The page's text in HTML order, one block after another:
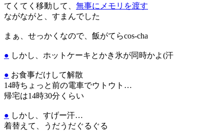
てくてく移動して、 無事にメモリを渡す
ながながと、すまんでした
まぁ、せっかくなので、飯がてらcos-cha
● しかし、ホットケーキとかき氷が同時かよ(汗
● お食事だけして解散
14時ちょっと前の電車でウトウト…
帰宅は14時30分くらい
● しかし、すげー汗…
着替えて、うだうだぐるぐる